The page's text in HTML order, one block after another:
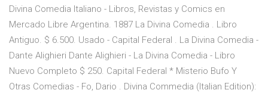
Divina Comedia Italiano - Libros, Revistas y Comics en
Mercado Libre Argentina. 1887 La Divina Comedia . Libro
Antiguo. $ 6.500. Usado - Capital Federal . La Divina Comedia -
Dante Alighieri Dante Alighieri - La Divina Comedia - Libro
Nuevo Completo $ 250. Capital Federal * Misterio Bufo Y
Otras Comedias - Fo, Dario . Divina Commedia (Italian Edition):